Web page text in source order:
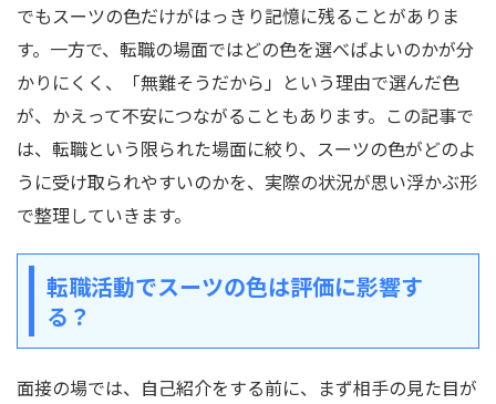
でもスーツの色だけがはっきり記憶に残ることがありま
す。一方で、転職の場面ではどの色を選べばよいのかが分
かりにくく、「無難そうだから」という理由で選んだ色
が、かえって不安につながることもあります。この記事で
は、転職という限られた場面に絞り、スーツの色がどのよ
うに受け取られやすいのかを、実際の状況が思い浮かぶ形
で整理していきます。
転職活動でスーツの色は評価に影響す
る？
面接の場では、自己紹介をする前に、まず相手の見た目が